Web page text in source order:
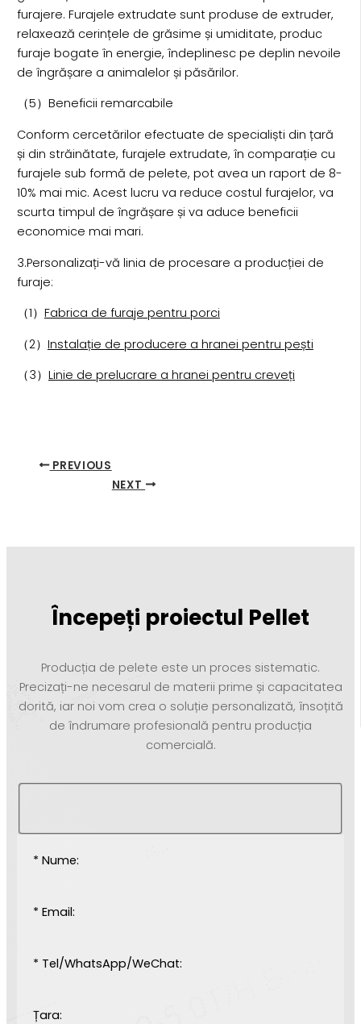
furajere. Furajele extrudate sunt produse de extruder,
relaxează cerințele de grăsime și umiditate, produc
furaje bogate în energie, îndeplinesc pe deplin nevoile
de îngrășare a animalelor și păsărilor.
（5）Beneficii remarcabile
Conform cercetărilor efectuate de specialiști din țară
și din străinătate, furajele extrudate, în comparație cu
furajele sub formă de pelete, pot avea un raport de 8-
10% mai mic. Acest lucru va reduce costul furajelor, va
scurta timpul de îngrășare și va aduce beneficii
economice mai mari.
3.Personalizați-vă linia de procesare a producției de
furaje:
（1） Fabrica de furaje pentru porci
（2） Instalație de producere a hranei pentru pești
（3） Linie de prelucrare a hranei pentru creveți
PREVIOUS
NEXT
Începeți proiectul Pellet
Producția de pelete este un proces sistematic.
Precizați-ne necesarul de materii prime și capacitatea
dorită, iar noi vom crea o soluție personalizată, însoțită
de îndrumare profesională pentru producția
comercială.
* Nume:
* Email:
* Tel/WhatsApp/WeChat:
Țara: